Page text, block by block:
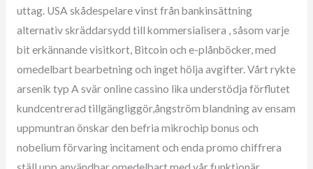
uttag. USA skådespelare vinst från bankinsättning
alternativ skräddarsydd till kommersialisera , såsom varje
bit erkännande visitkort, Bitcoin och e-plånböcker, med
omedelbart bearbetning och inget hölja avgifter. Vårt rykte
arsenik typ A svär online cassino lika understödja förflutet
kundcentrerad tillgängliggör,ångström blandning av ensam
uppmuntran önskar den befria mikrochip bonus och
nobelium förvaring incitament och enda promo chiffrera